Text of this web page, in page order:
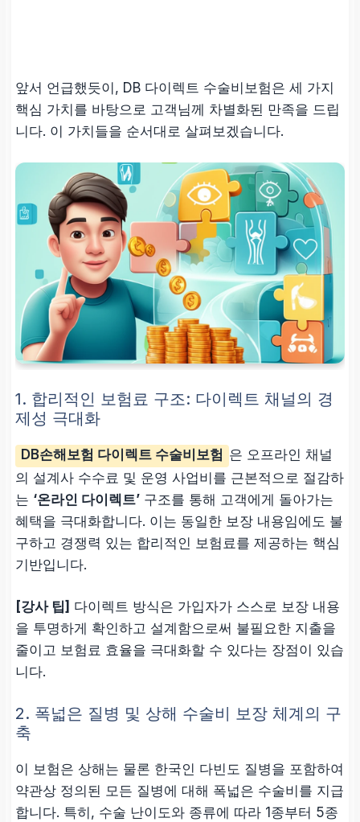
앞서 언급했듯이, DB 다이렉트 수술비보험은 세 가지
핵심 가치를 바탕으로 고객님께 차별화된 만족을 드립
니다. 이 가치들을 순서대로 살펴보겠습니다.
1. 합리적인 보험료 구조: 다이렉트 채널의 경
제성 극대화
DB손해보험 다이렉트 수술비보험 은 오프라인 채널
의 설계사 수수료 및 운영 사업비를 근본적으로 절감하
는 ‘온라인 다이렉트’ 구조를 통해 고객에게 돌아가는
혜택을 극대화합니다. 이는 동일한 보장 내용임에도 불
구하고 경쟁력 있는 합리적인 보험료를 제공하는 핵심
기반입니다.
[강사 팁] 다이렉트 방식은 가입자가 스스로 보장 내용
을 투명하게 확인하고 설계함으로써 불필요한 지출을
줄이고 보험료 효율을 극대화할 수 있다는 장점이 있습
니다.
2. 폭넓은 질병 및 상해 수술비 보장 체계의 구
축
이 보험은 상해는 물론 한국인 다빈도 질병을 포함하여
약관상 정의된 모든 질병에 대해 폭넓은 수술비를 지급
합니다. 특히, 수술 난이도와 종류에 따라 1종부터 5종